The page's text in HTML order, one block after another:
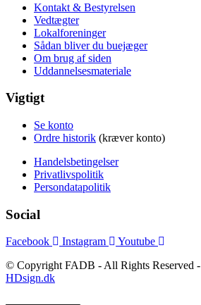
Kontakt & Bestyrelsen
Vedtægter
Lokalforeninger
Sådan bliver du buejæger
Om brug af siden
Uddannelsesmateriale
Vigtigt
Se konto
Ordre historik (kræver konto)
Handelsbetingelser
Privatlivspolitik
Persondatapolitik
Social
Facebook Instagram
Youtube
© Copyright FADB - All Rights Reserved -
HDsign.dk